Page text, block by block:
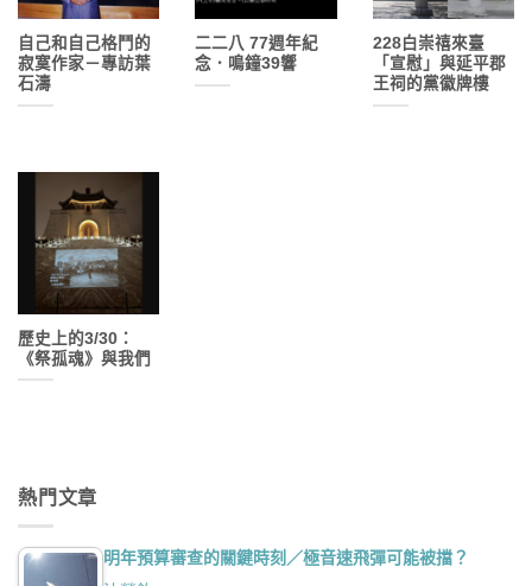
自己和自己格鬥的
寂寞作家－專訪葉
石濤
二二八 77週年紀
念．鳴鐘39響
228白崇禧來臺
「宣慰」與延平郡
王祠的黨徽牌樓
歷史上的3/30：
《祭孤魂》與我們
熱門文章
明年預算審查的關鍵時刻／極音速飛彈可能被擋？